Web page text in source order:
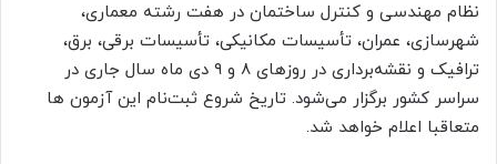
نظام مهندسی و کنترل ساختمان در هفت رشته معماری،
شهرسازی، عمران، تأسیسات مکانیکی، تأسیسات برقی، برق،
ترافیک و نقشه‌برداری در روزهای ۸ و ۹ دی ماه سال جاری در
سراسر کشور برگزار می‌شود. تاریخ شروع ثبت‌نام این آزمون ها
متعاقبا اعلام خواهد شد.